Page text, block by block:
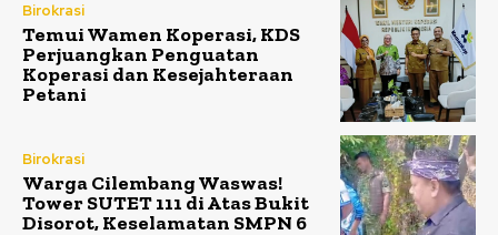
Birokrasi
Temui Wamen Koperasi, KDS
Perjuangkan Penguatan
Koperasi dan Kesejahteraan
Petani
Birokrasi
Warga Cilembang Waswas!
Tower SUTET 111 di Atas Bukit
Disorot, Keselamatan SMPN 6